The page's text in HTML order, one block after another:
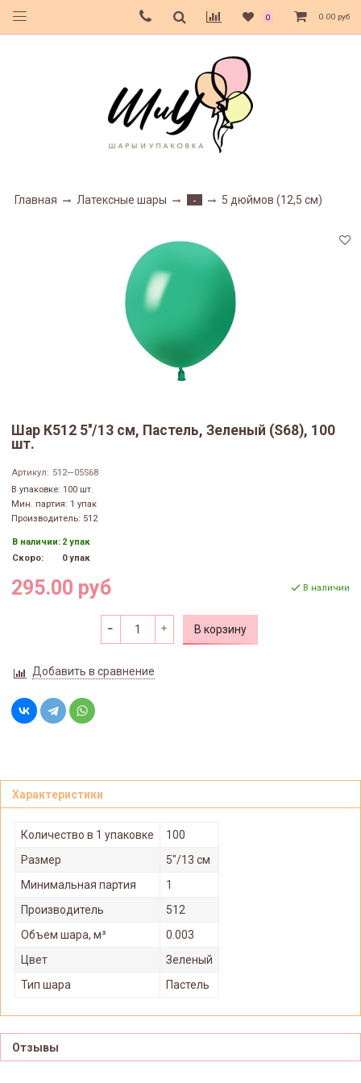
0 0.00 руб
Главная Латексные шары - 5 дюймов (12,5 см)
Шар К512 5''/13 см, Пастель, Зеленый (S68), 100
шт.
Артикул: 512—05S68
В упаковке: 100 шт.
Мин. партия: 1 упак
Производитель: 512
В наличии: 2 упак
Скоро:
0 упак
295.00 руб В наличии
В корзину
Добавить в сравнение
Характеристики
Количество в 1 упаковке
100
Размер
5"/13 см
Минимальная партия
1
Производитель
512
Объем шара, м³
0.003
Цвет
Зеленый
Тип шара
Пастель
Отзывы